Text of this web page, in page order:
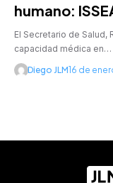
humano:
El Secretario de Salud,
capacidad médica en…
Diego JLM16 de